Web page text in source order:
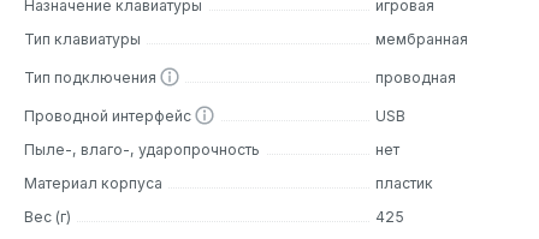
Назначение клавиатуры
игровая
Тип клавиатуры
мембранная
Тип подключения проводная
Проводной интерфейс
USB
Пыле-, влаго-, ударопрочность
нет
Материал корпуса
пластик
Вес (г)
425